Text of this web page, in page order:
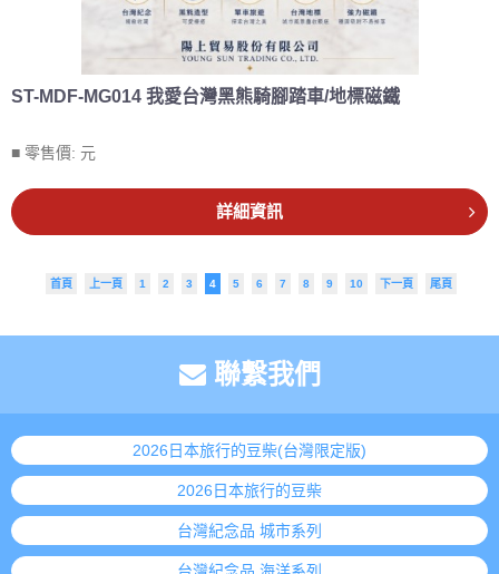
ST-MDF-MG014 我愛台灣黑熊騎腳踏車/地標磁鐵
■ 零售價: 元
詳細資訊
首頁 上一頁 1 2 3 4 5 6 7 8 9 10 下一頁 尾頁
聯繫我們
2026日本旅行的豆柴(台灣限定版)
2026日本旅行的豆柴
台灣紀念品 城市系列